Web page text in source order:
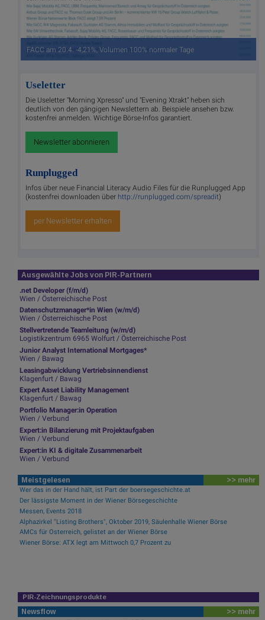
FACC am 20.4. -4,21%, Volumen 100% normaler Tage
Useletter
Die Useletter "Morning Xpresso" und "Evening Xtrakt" heben sich
deutlich von den gängigen Newslettern ab. Beispiele ansehen bzw.
kostenfrei anmelden. Wichtige Börse-Infos garantiert.
Newsletter abonnieren
Runplugged
Infos über neue Financial Literacy Audio Files für die Runplugged App
(kostenfrei downloaden über http://runplugged.com/spreadit)
per Newsletter erhalten
Ausgewählte Jobs von PIR-Partnern
.net Developer (f/m/d)
Wien / Österreichische Post
Datenschutzmanager*in Wien (w/m/d)
Wien / Österreichische Post
Stellvertretende Teamleitung (w/m/d)
Logistikzentrum 6965 Wolfurt / Österreichische Post
Junior Analyst International Mortgages*
Wien / Bawag
Leasingabwicklung Vertriebsinnendienst
Klagenfurt / Bawag
Expert Asset Liability Management
Klagenfurt / Bawag
Portfolio Manager:in Operation
Wien / Verbund
Expert:in Bilanzierung mit Projektaufgaben
Wien / Verbund
Expert:in KI & digitale Zusammenarbeit
Wien / Verbund
Meistgelesen >> mehr
Wer das in der Hand hält, ist Part der boersegeschichte.at
Der lässigste Moment in der Wiener Börsegeschichte
Messen, Events 2018
Alphazirkel "Listing Brothers", Oktober 2019, Säulenhalle Wiener Börse
AMCs für Österreich, gelistet an der Wiener Börse
Wiener Börse: ATX legt am Mittwoch 0,7 Prozent zu
PIR-Zeichnungsprodukte
Newsflow >> mehr